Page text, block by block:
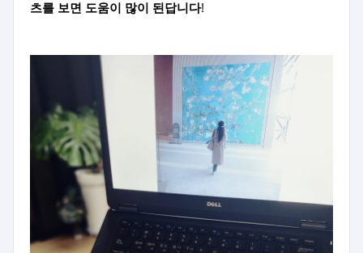
츠를 보면 도움이 많이 된답니다!